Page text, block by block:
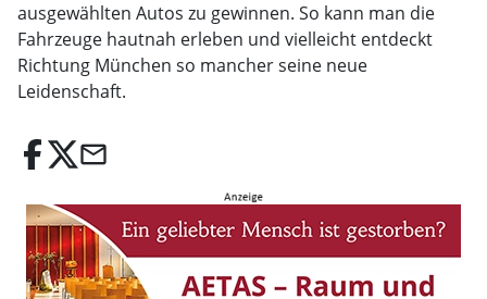
ausgewählten Autos zu gewinnen. So kann man die
Fahrzeuge hautnah erleben und vielleicht entdeckt
Richtung München so mancher seine neue
Leidenschaft.
email